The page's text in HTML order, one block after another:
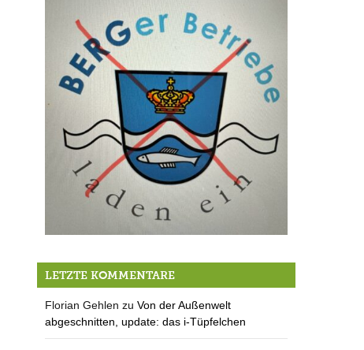
LETZTE KOMMENTARE
Florian Gehlen zuVon der Außenwelt
abgeschnitten, update: das i-Tüpfelchen